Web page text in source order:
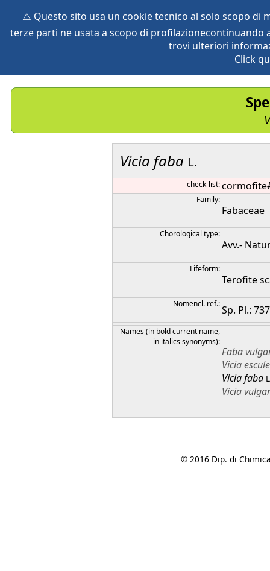
⚠️ Questo sito usa un cookie tecnico al solo scopo di
terze parti ne usata a scopo di
trovi ulteriori
Click
vegetation global db
Vicia faba L.
check-list:
Family:
Fabaceae
Chorological type:
Avv.-
Lifeform:
Terofite
Nomencl. ref.:Sp. Pl.:
Names (in bold current name,
in italics synonyms):
Faba
Vicia
Viciafaba
Vicia
© 2016 Dip. di